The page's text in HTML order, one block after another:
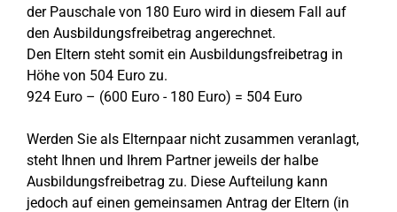
der Pauschale von 180 Euro wird in diesem Fall auf
den Ausbildungsfreibetrag angerechnet.
Den Eltern steht somit ein Ausbildungsfreibetrag in
Höhe von 504 Euro zu.
924 Euro – (600 Euro - 180 Euro) = 504 Euro
Werden Sie als Elternpaar nicht zusammen veranlagt,
steht Ihnen und Ihrem Partner jeweils der halbe
Ausbildungsfreibetrag zu. Diese Aufteilung kann
jedoch auf einen gemeinsamen Antrag der Eltern (in